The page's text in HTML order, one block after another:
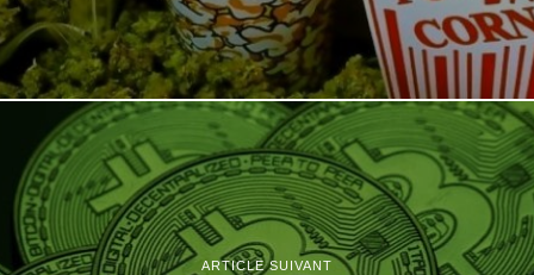
ARTICLE SUIVANT